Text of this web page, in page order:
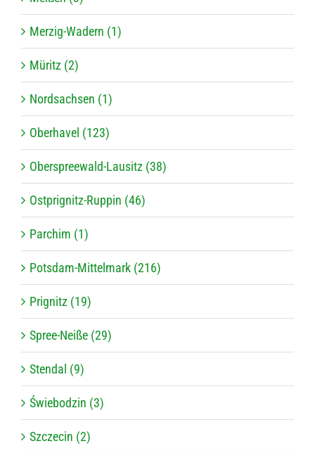
Merzig-Wadern (1)
Müritz (2)
Nordsachsen (1)
Oberhavel (123)
Oberspreewald-Lausitz (38)
Ostprignitz-Ruppin (46)
Parchim (1)
Potsdam-Mittelmark (216)
Prignitz (19)
Spree-Neiße (29)
Stendal (9)
Świebodzin (3)
Szczecin (2)